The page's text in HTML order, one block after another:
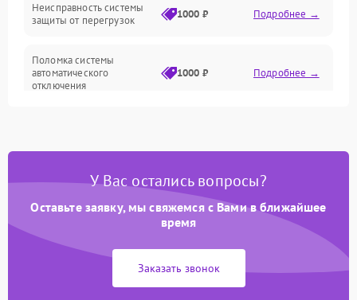
Неисправность системы
защиты от перегрузок
1000 ₽ Подробнее →
Поломка системы
автоматического
отключения
1000 ₽ Подробнее →
замыкания
Повреждение системы
защиты от перегрева
1000 ₽
Неисправность системы
У Вас остались вопросы?
Оставьте заявку, мы свяжемся с Вами в ближайшее
время
Заказать звонок